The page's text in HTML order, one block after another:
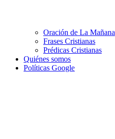
Oración de La Mañana
Frases Cristianas
Prédicas Cristianas
Quiénes somos
Políticas Google